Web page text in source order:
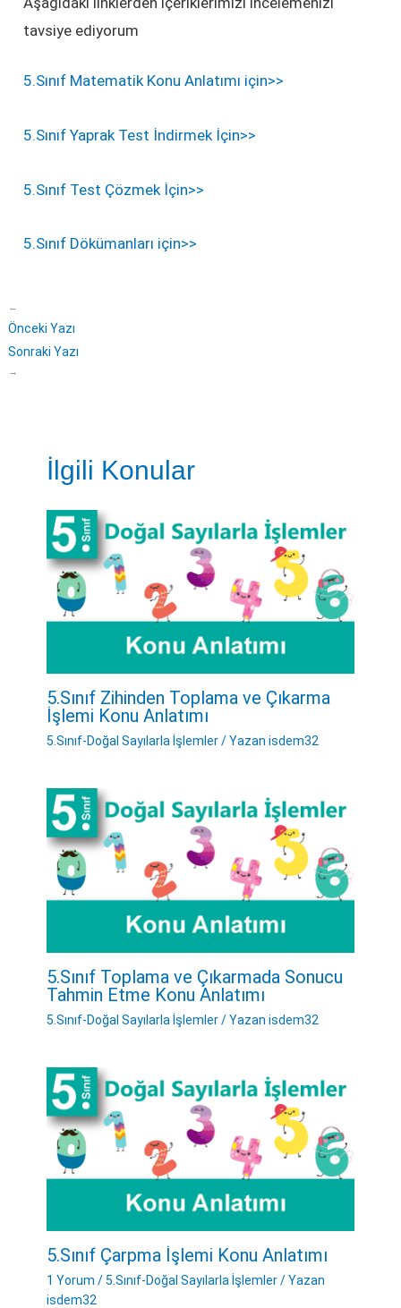
tavsiye ediyorum
5.Sınıf Matematik Konu Anlatımı için>>
5.Sınıf Yaprak Test İndirmek İçin>>
5.Sınıf Test Çözmek İçin>>
5.Sınıf Dökümanları için>>
←
Önceki Yazı
Sonraki Yazı
→
İlgili Konular
5.Sınıf Zihinden Toplama ve Çıkarma
İşlemi Konu Anlatımı
5.Sınıf-Doğal Sayılarla İşlemler/ Yazan isdem32
5.Sınıf Toplama ve Çıkarmada Sonucu
Tahmin Etme Konu Anlatımı
5.Sınıf-Doğal Sayılarla İşlemler/ Yazan isdem32
5.Sınıf Çarpma İşlemi Konu Anlatımı
1 Yorum /5.Sınıf-Doğal Sayılarla İşlemler/ Yazan
isdem32